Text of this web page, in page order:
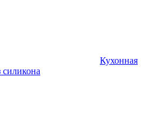
Кухонная
силикона